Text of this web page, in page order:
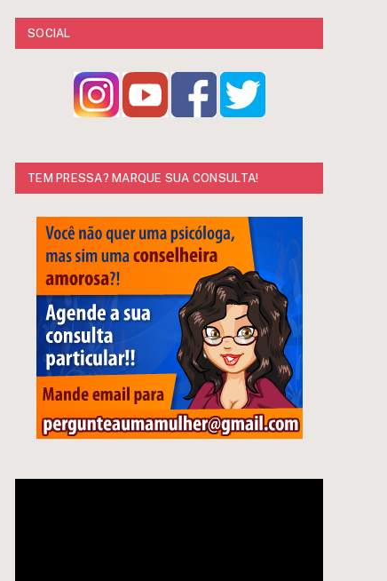
SOCIAL
TEM PRESSA? MARQUE SUA CONSULTA!